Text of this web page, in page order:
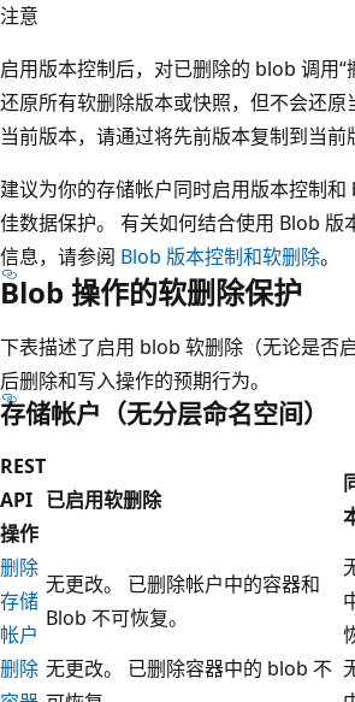
注意
启用版本控制后，对已删除的 blob 调用“
还原所有软删除版本或快照，但不会还原
当前版本，请通过将先前版本复制到当前
建议为你的存储帐户同时启用版本控制
佳数据保护。 有关如何结合使用 Blob 版
信息，请参阅 Blob 版本控制和软删除。
Blob 操作的软删除保护
下表描述了启用 blob 软删除（无论是否
后删除和写入操作的预期行为。
存储帐户（无分层命名空间）
REST
API
操作
已启用软删除
删除
存储
帐户
无更改。 已删除帐户中的容器和
Blob 不可恢复。
删除 无更改。 已删除容器中的 blob 不